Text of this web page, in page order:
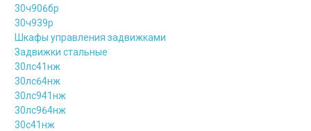
30ч906бр
30ч939р
Шкафы управления задвижками
Задвижки стальные
30лс41нж
30лс64нж
30лс941нж
30лс964нж
30с41нж